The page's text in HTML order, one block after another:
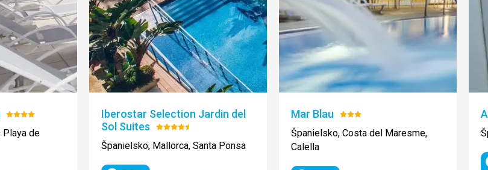
Hodnotenie:
4/5
Playa de
Iberostar Selection Jardin del
Sol Suites Hodnotenie:
4.5/5
Španielsko, Mallorca, Santa Ponsa
Mar Blau Hodnotenie:
3/5
Španielsko, Costa del Maresme,
Calella